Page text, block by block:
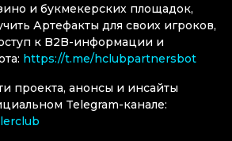
и букмекерских площадок,
Артефакты для своих игроков,
к B2B-информации и
https://t.me/hclubpartnersbot
проекта, анонсы и инсайты
Telegram-канале: